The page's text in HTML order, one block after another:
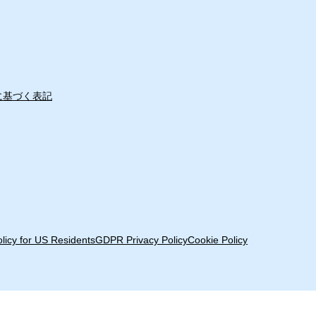
基づく表記
for US ResidentsGDPR Privacy PolicyCookie Policy